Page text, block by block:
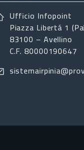
Ufficio Infopoint
Piazza Libertá 1
83100 – Avellino
C.F. 80000190647